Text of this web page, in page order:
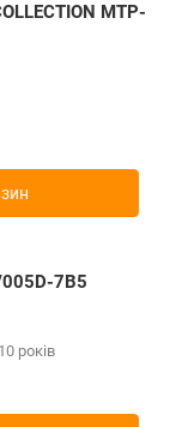
MTP-
7B5
років